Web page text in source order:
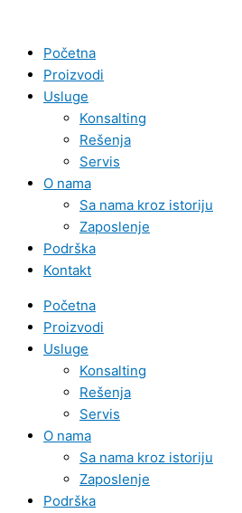
contentPočetna
Proizvodi
Usluge
Konsalting
Rešenja
Servis
O nama
Sa nama kroz istoriju
Zaposlenje
Podrška
Kontakt
Početna
Proizvodi
Usluge
Konsalting
Rešenja
Servis
O nama
Sa nama kroz istoriju
Zaposlenje
Podrška